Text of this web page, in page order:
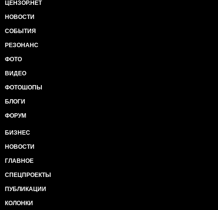
ЦЕНЗОР.НЕТ
НОВОСТИ
СОБЫТИЯ
РЕЗОНАНС
ФОТО
ВИДЕО
ФОТОШОПЫ
БЛОГИ
ФОРУМ
БИЗНЕС
НОВОСТИ
ГЛАВНОЕ
СПЕЦПРОЕКТЫ
ПУБЛИКАЦИИ
КОЛОНКИ